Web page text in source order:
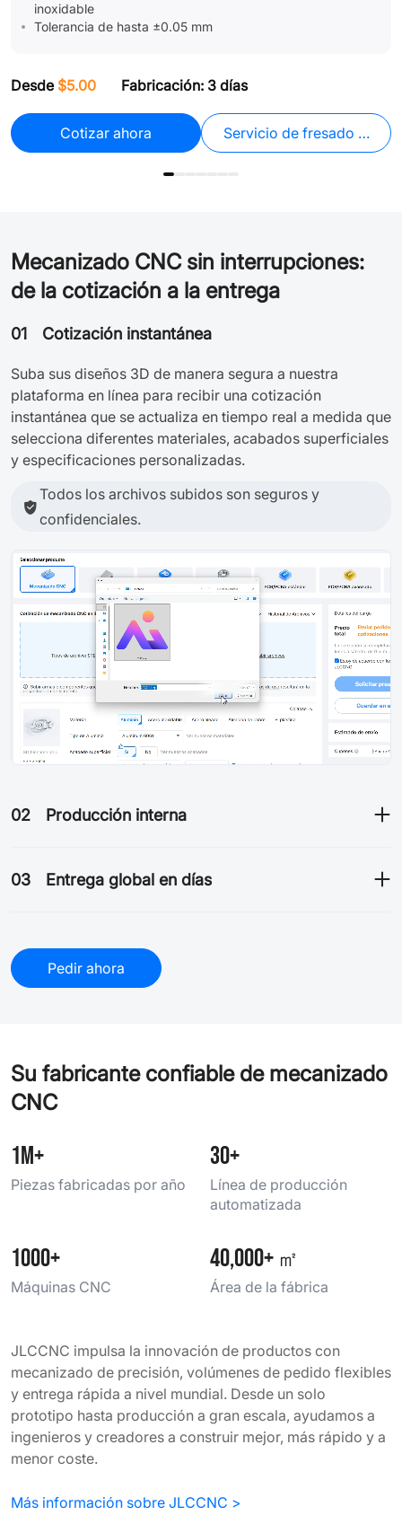
de PCB
inoxidable
Tolerancia de hasta ±0.05 mm
Desde $5.00 Fabricación: 3 días
Cotizar ahora Servicio de fresado CNC
Mecanizado CNC sin interrupciones:
de la cotización a la entrega
01 Cotización instantánea
Suba sus diseños 3D de manera segura a nuestra
plataforma en línea para recibir una cotización
instantánea que se actualiza en tiempo real a medida que
selecciona diferentes materiales, acabados superficiales
y especificaciones personalizadas.
Todos los archivos subidos son seguros y
confidenciales.
02 Producción interna
03 Entrega global en días
Pedir ahora
Su fabricante confiable de mecanizado
CNC
1M+
Piezas fabricadas por año
30+
Línea de producción
automatizada
1000+
Máquinas CNC
40,000+ ㎡
Área de la fábrica
JLCCNC impulsa la innovación de productos con
mecanizado de precisión, volúmenes de pedido flexibles
y entrega rápida a nivel mundial. Desde un solo
prototipo hasta producción a gran escala, ayudamos a
ingenieros y creadores a construir mejor, más rápido y a
menor coste.
Más información sobre JLCCNC >